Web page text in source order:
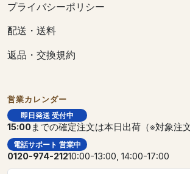
プライバシーポリシー
配送・送料
返品・交換規約
営業カレンダー
即日発送 受付中
15:00までの確定注文は本日出荷（※対象注
電話サポート 営業中
0120-974-21210:00-13:00, 14:00-17:00